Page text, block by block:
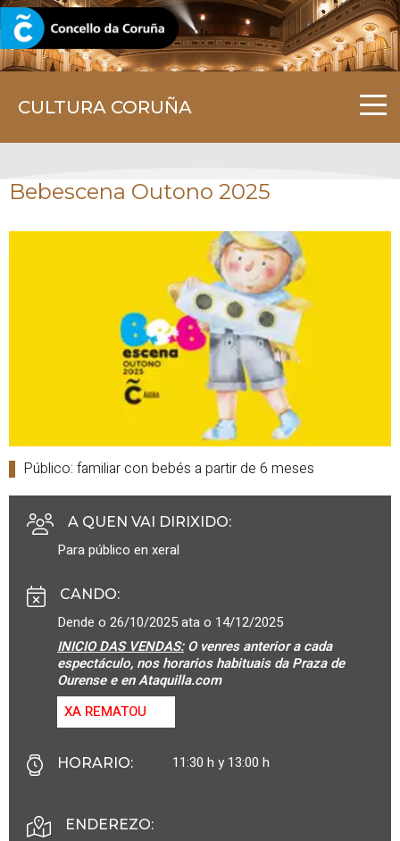
CULTURA CORUÑA
CORUNA.GAL
Bebescena Outono 2025
Público: familiar con bebés a partir de 6 meses
A QUEN VAI DIRIXIDO:
Para público en xeral
CANDO:
Dende o 26/10/2025 ata o 14/12/2025
INICIO DAS VENDAS:O venres anterior a cada
espectáculo, nos horarios habituais da Praza de
Ourense e en Ataquilla.com
XA REMATOU
HORARIO: 11:30 h y 13:00 h
ENDEREZO: